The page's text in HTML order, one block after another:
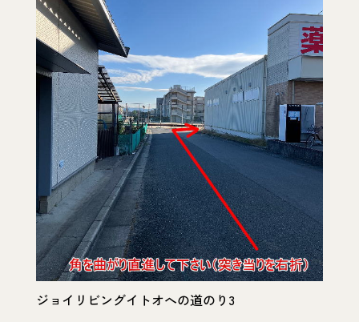
ジョイリビングイトオへの道のり3